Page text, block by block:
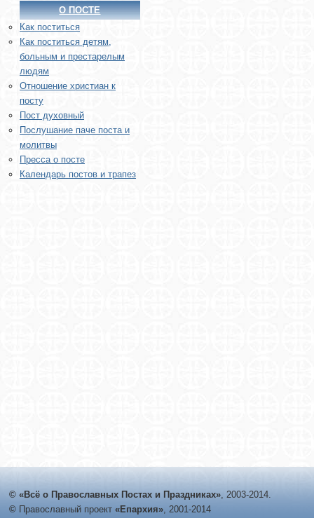
О ПОСТЕ
Как поститься
Как поститься детям,
больным и престарелым
людям
Отношение христиан к
посту
Пост духовный
Послушание паче поста и
молитвы
Пресса о посте
Календарь постов и трапез
© «Всё о Православных Постах и Праздниках», 2003-2014.
© Православный проект «Епархия», 2001-2014